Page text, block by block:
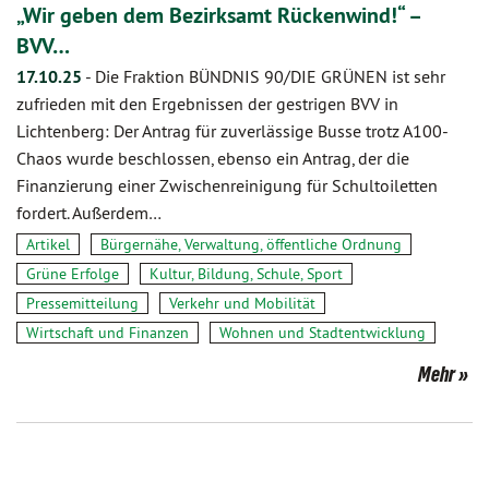
„Wir geben dem Bezirksamt Rückenwind!“ –
BVV…
17.10.25 - Die Fraktion BÜNDNIS 90/DIE GRÜNEN ist sehr
zufrieden mit den Ergebnissen der gestrigen BVV in
Lichtenberg: Der Antrag für zuverlässige Busse trotz A100-
Chaos wurde beschlossen, ebenso ein Antrag, der die
Finanzierung einer Zwischenreinigung für Schultoiletten
fordert. Außerdem…
Artikel
Bürgernähe, Verwaltung, öffentliche Ordnung
Grüne Erfolge
Kultur, Bildung, Schule, Sport
Pressemitteilung
Verkehr und Mobilität
Wirtschaft und Finanzen
Wohnen und Stadtentwicklung
Mehr